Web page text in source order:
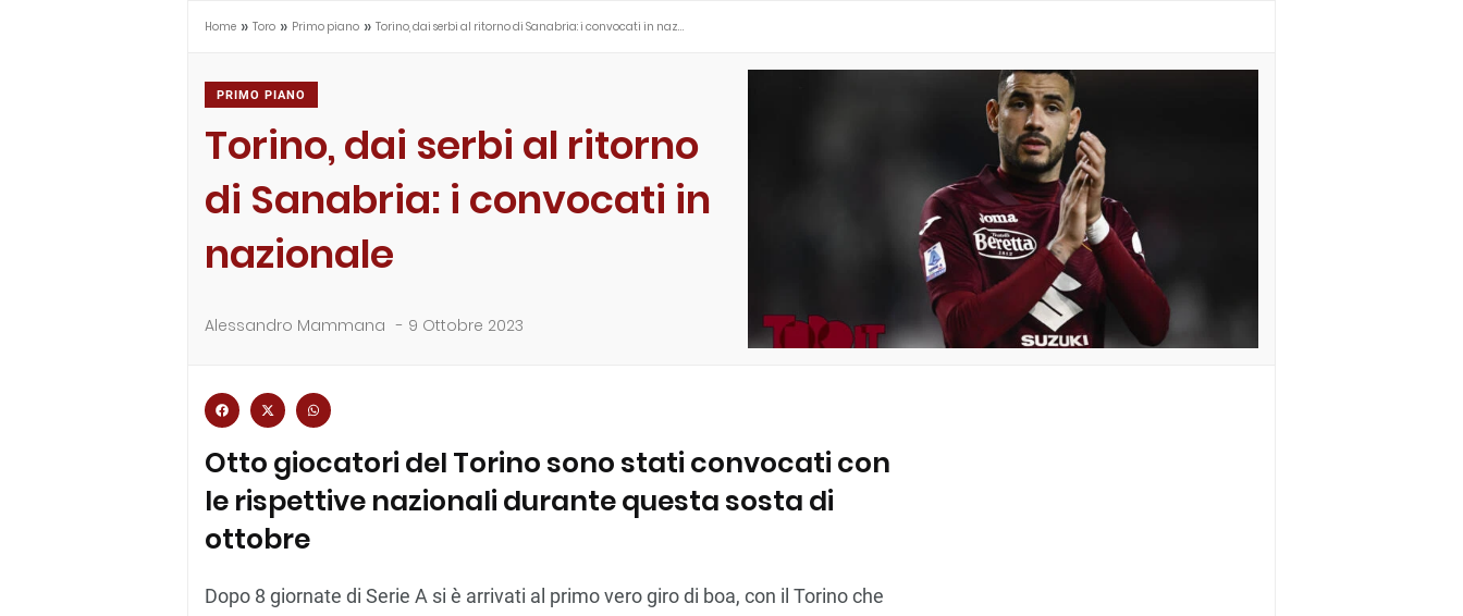
Home » Toro » Primo piano » Torino, dai serbi al ritorno di Sanabria: i convocati in naz…
PRIMO PIANO
Torino, dai serbi al ritorno
di Sanabria: i convocati in
nazionale
Alessandro Mammana - 9 Ottobre 2023
Otto giocatori del Torino sono stati convocati con
le rispettive nazionali durante questa sosta di
ottobre
Dopo 8 giornate di Serie A si è arrivati al primo vero giro di boa, con il Torino che